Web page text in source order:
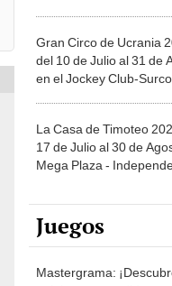
Gran Circo de Ucrania
del 10 de Julio al 31 de
en el Jockey Club-Surco
La Casa de Timoteo
17 de Julio al 30 de
Mega Plaza -
Juegos
Mastergrama: